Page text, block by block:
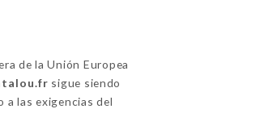
de la Unión Europea
sigue siendo
las exigencias del